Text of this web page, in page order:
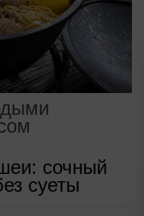
сочный
суеты